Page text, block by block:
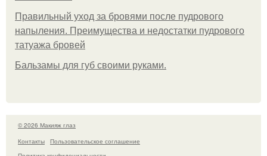
Правильный уход за бровями после пудрового
напыления. Преимущества и недостатки пудрового
татуажа бровей
Бальзамы для губ своими руками.
© 2026 Макияж глаз
Контакты
Пользовательское соглашение